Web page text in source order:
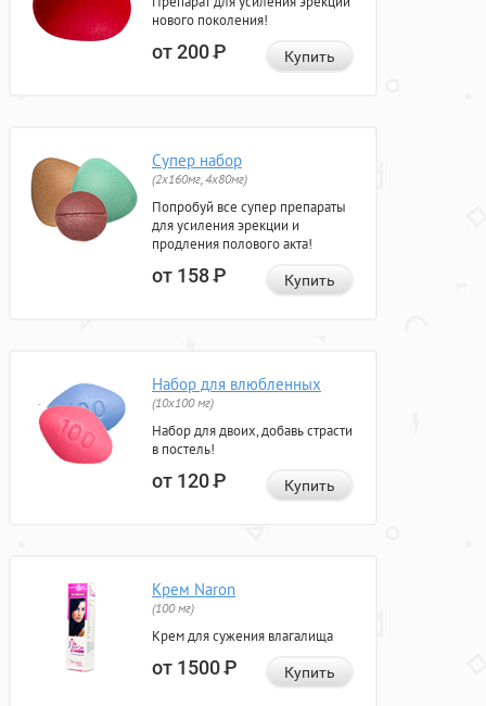
нового поколения!
от 200Р Купить
Супер набор
(2х160мг, 4х80мг)
Попробуй все супер препараты
для усиления эрекции и
продления полового акта!
от 158Р Купить
Набор для влюбленных
(10х100 мг)
Набор для двоих, добавь страсти
в постель!
от 120Р Купить
Крем Naron
(100 мг)
Крем для сужения влагалища
от 1500Р Купить